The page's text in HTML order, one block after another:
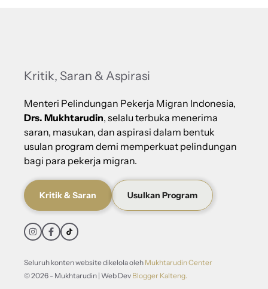
Kritik, Saran & Aspirasi
Menteri Pelindungan Pekerja Migran Indonesia,
Drs. Mukhtarudin, selalu terbuka menerima
saran, masukan, dan aspirasi dalam bentuk
usulan program demi memperkuat pelindungan
bagi para pekerja migran.
Kritik & Saran Usulkan Program
Seluruh konten website dikelola oleh Mukhtarudin Center
© 2026 - Mukhtarudin | Web Dev Blogger Kalteng.